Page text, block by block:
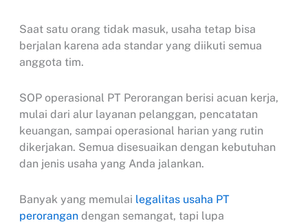
Saat satu orang tidak masuk, usaha tetap bisa
berjalan karena ada standar yang diikuti semua
anggota tim.
SOP operasional PT Perorangan berisi acuan kerja,
mulai dari alur layanan pelanggan, pencatatan
keuangan, sampai operasional harian yang rutin
dikerjakan. Semua disesuaikan dengan kebutuhan
dan jenis usaha yang Anda jalankan.
Banyak yang memulai legalitas usaha PT
perorangandengan semangat, tapi lupa